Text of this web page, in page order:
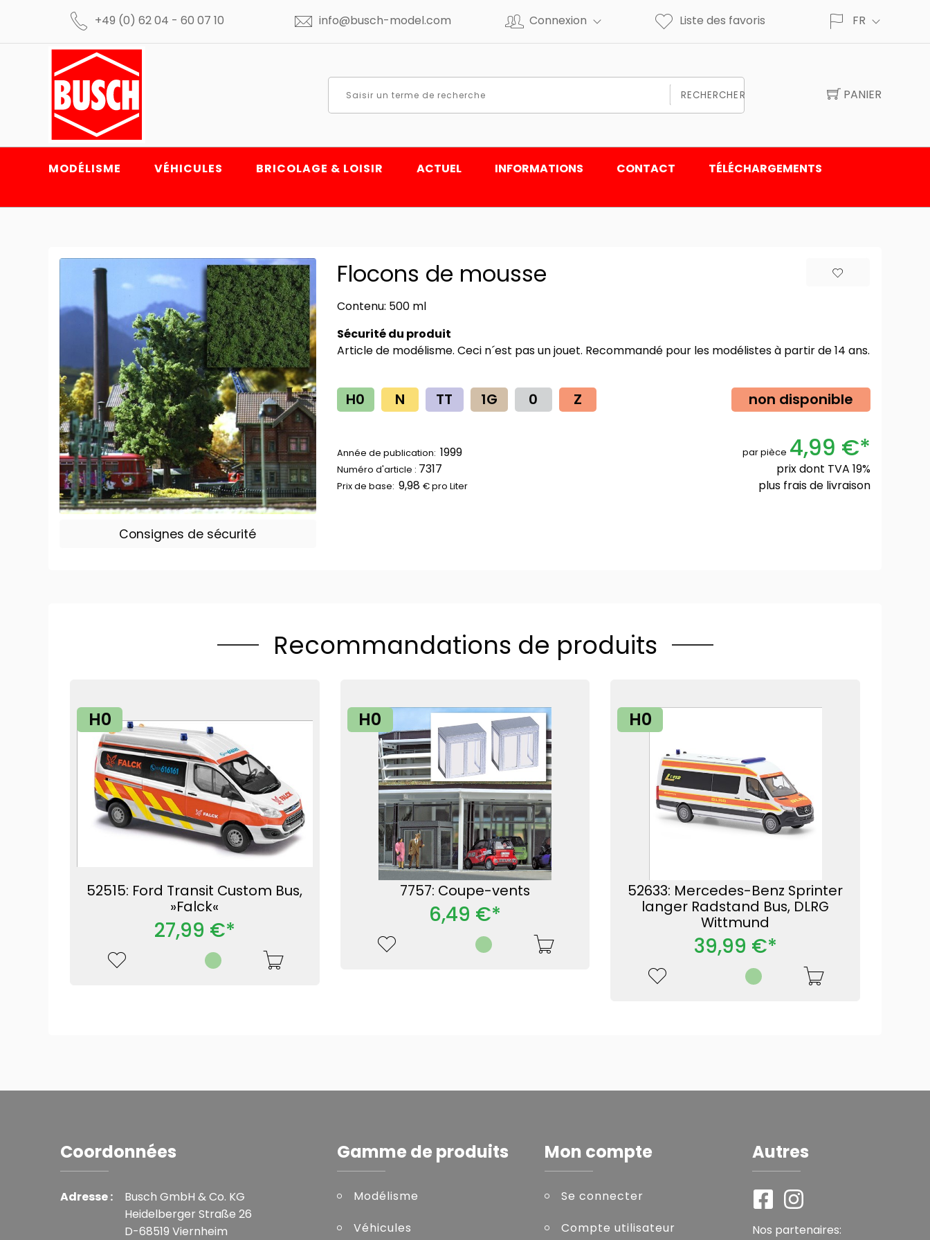
+49 (0) 62 04 - 60 07 10 info@busch-model.com Connexion Liste des favoris FR
RECHERCHER PANIER
MODÉLISME VÉHICULES BRICOLAGE & LOISIR ACTUEL INFORMATIONS CONTACT TÉLÉCHARGEMENTS
Consignes de sécurité
Flocons de mousse
Contenu: 500 ml
Sécurité du produit
Article de modélisme. Ceci n´est pas un jouet. Recommandé pour les modélistes à partir de 14 ans.
H0 N TT 1G 0 Z non disponible
Année de publication: 1999
Numéro d'article : 7317
Prix ​​de base: 9,98 € pro Liter
par pièce 4,99 €*
prix dont TVA 19%
plus frais de livraison
Recommandations de produits
H0
52515: Ford Transit Custom Bus,
»Falck«
27,99 €*
H0
7757: Coupe-vents
6,49 €*
H0
52633: Mercedes-Benz Sprinter
langer Radstand Bus, DLRG
Wittmund
39,99 €*
Coordonnées
Adresse :
Busch GmbH & Co. KG
Heidelberger Straße 26
D-68519 Viernheim
Gamme de produits
Modélisme
Véhicules
Mon compte
Se connecter
Compte utilisateur
Autres
Nos partenaires: